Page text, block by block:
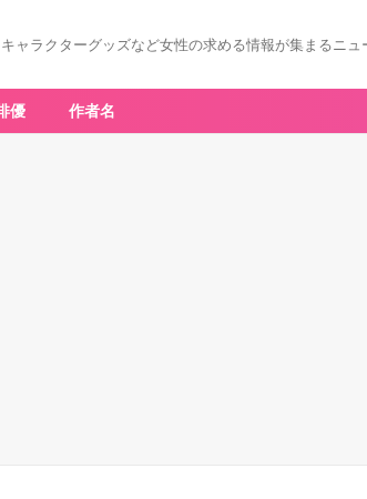
ャラクターグッズなど女性の求める情報が集まるニュ
優 作者名